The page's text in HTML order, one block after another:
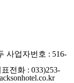
사업자번호 : 516-
전화 : 033)253-